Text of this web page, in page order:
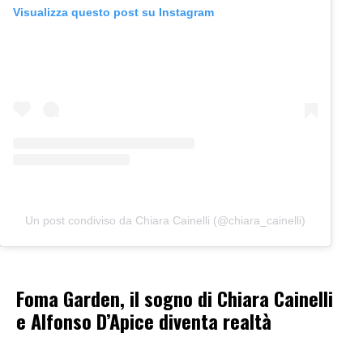
Visualizza questo post su Instagram
Un post condiviso da Chiara Cainelli (@chiara_cainelli)
Foma Garden, il sogno di Chiara Cainelli
e Alfonso D’Apice diventa realtà